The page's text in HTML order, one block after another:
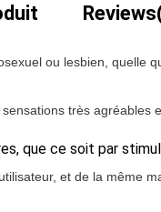
Reviews
ou lesbien, quelle
très agréables
que ce soit par
et de la même